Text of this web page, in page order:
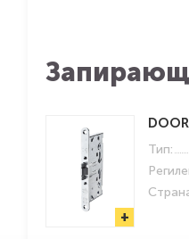
+
Тип: